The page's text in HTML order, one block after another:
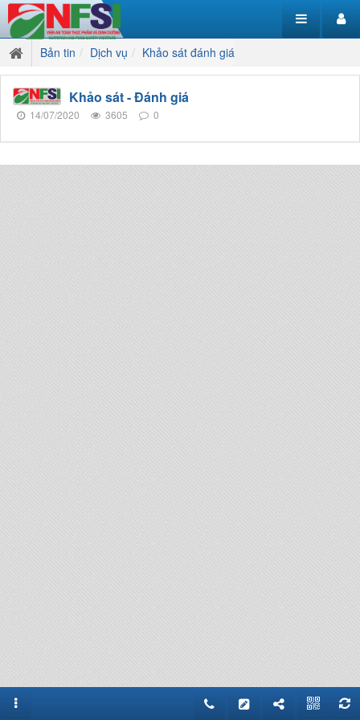
Bản tin Dịch vụ Khảo sát đánh giá
Khảo sát - Đánh giá
14/07/2020 3605 0